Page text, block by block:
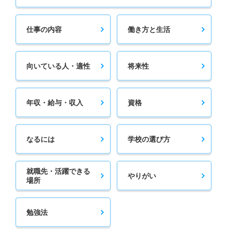
仕事の内容 働き方と生活
向いている人・適性 将来性
年収・給与・収入 資格
なるには 学校の選び方
就職先・活躍できる
場所
やりがい
勉強法